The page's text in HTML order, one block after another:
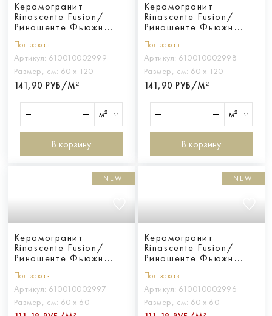
Керамогранит
Rinascente Fusion/
Ринашенте Фьюжн
Под заказ
Артикул: 610010002999
Размер, см: 60 х 120
141,90 РУБ/М²
м²
В корзину
Керамогранит
Rinascente Fusion/
Ринашенте Фьюжн
Под заказ
Артикул: 610010002998
Размер, см: 60 х 120
141,90 РУБ/М²
м²
В корзину
NEW
Керамогранит
Rinascente Fusion/
Ринашенте Фьюжн
Под заказ
Артикул: 610010002997
Размер, см: 60 х 60
NEW
Керамогранит
Rinascente Fusion/
Ринашенте Фьюжн
Под заказ
Артикул: 610010002996
Размер, см: 60 х 60